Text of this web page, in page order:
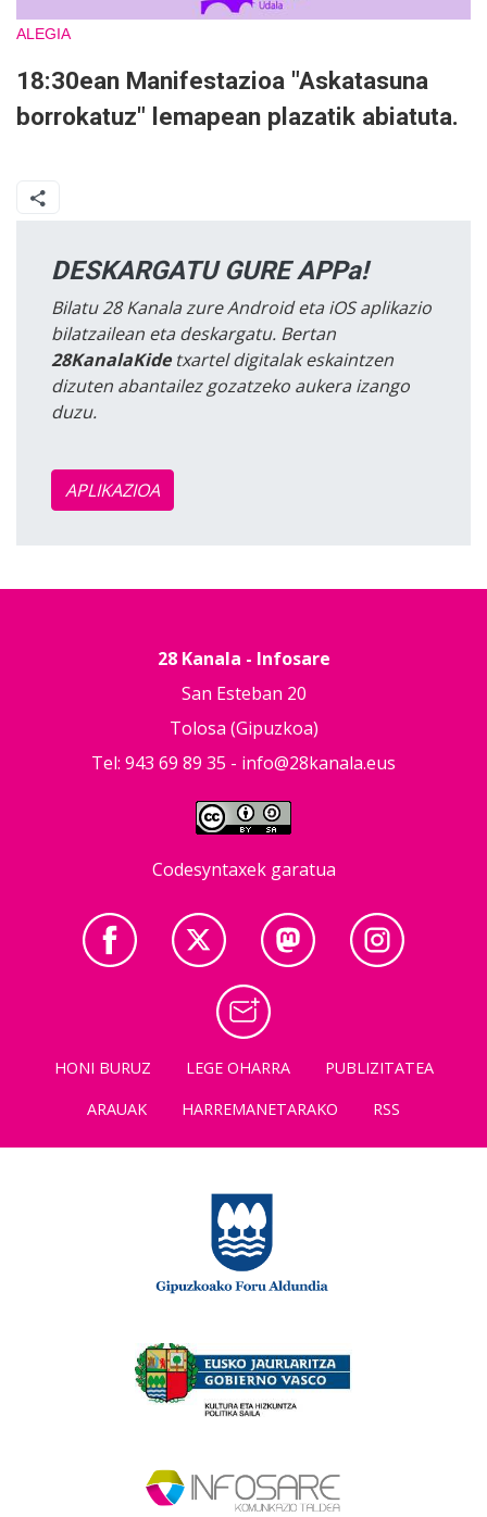
ALEGIA
18:30ean Manifestazioa "Askatasuna
borrokatuz" lemapean plazatik abiatuta.
DESKARGATU GURE APPa!
Bilatu 28 Kanala zure Android eta iOS aplikazio
bilatzailean eta deskargatu. Bertan
28KanalaKidetxartel digitalak eskaintzen
dizuten abantailez gozatzeko aukera izango
duzu.
APLIKAZIOA
28 Kanala - Infosare
San Esteban 20
Tolosa (Gipuzkoa)
Tel: 943 69 89 35 - info@28kanala.eus
Codesyntaxek garatua
HONI BURUZ LEGE OHARRA
PUBLIZITATEA
ARAUAK
HARREMANETARAKO RSS